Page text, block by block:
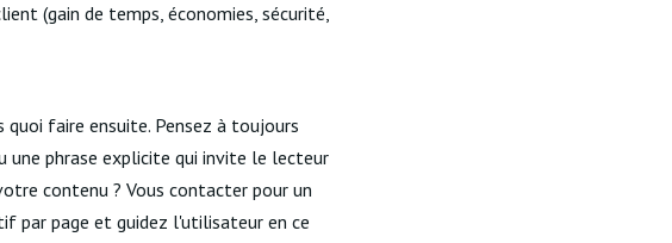
(gain de temps, économies, sécurité,
faire ensuite. Pensez à toujours
une phrase explicite qui invite le lecteur
contenu ? Vous contacter pour un
par page et guidez l'utilisateur en ce